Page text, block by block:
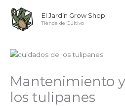
contenido
El Jardín Grow Shop
Tienda de Cultivo
Mantenimiento
los tulipanes